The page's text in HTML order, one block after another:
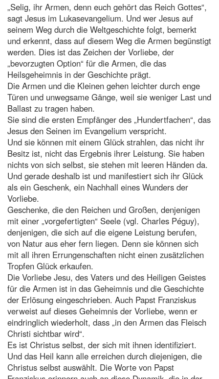
„Selig, ihr Armen, denn euch gehört das Reich Gottes“,
sagt Jesus im Lukasevangelium. Und wer Jesus auf
seinem Weg durch die Weltgeschichte folgt, bemerkt
und erkennt, dass auf diesem Weg die Armen begünstigt
werden. Dies ist das Zeichen der Vorliebe, der
„bevorzugten Option“ für die Armen, die das
Heilsgeheimnis in der Geschichte prägt.
Die Armen und die Kleinen gehen leichter durch enge
Türen und unwegsame Gänge, weil sie weniger Last und
Ballast zu tragen haben.
Sie sind die ersten Empfänger des „Hundertfachen“, das
Jesus den Seinen im Evangelium verspricht.
Und sie können mit einem Glück strahlen, das nicht ihr
Besitz ist, nicht das Ergebnis ihrer Leistung. Sie haben
nichts von sich selbst, sie stehen mit leeren Händen da.
Und gerade deshalb ist und manifestiert sich ihr Glück
als ein Geschenk, ein Nachhall eines Wunders der
Vorliebe.
Geschenke, die den Reichen und Großen, denjenigen
mit einer „vorgefertigten“ Seele (vgl. Charles Péguy),
denjenigen, die sich auf die eigene Leistung berufen,
von Natur aus eher fern liegen. Denn sie können sich
mit all ihren Errungenschaften nicht einen zusätzlichen
Tropfen Glück erkaufen.
Die Vorliebe Jesu, des Vaters und des Heiligen Geistes
für die Armen ist in das Geheimnis und die Geschichte
der Erlösung eingeschrieben. Auch Papst Franziskus
verweist auf dieses Geheimnis der Vorliebe, wenn er
eindringlich wiederholt, dass „in den Armen das Fleisch
Christi sichtbar wird“.
Es ist Christus selbst, der sich mit ihnen identifiziert.
Und das Heil kann alle erreichen durch diejenigen, die
Christus selbst auswählt. Die Worte von Papst